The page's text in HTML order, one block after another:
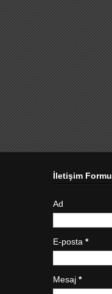
İletişim Formu
Ad
E-posta *
Mesaj *